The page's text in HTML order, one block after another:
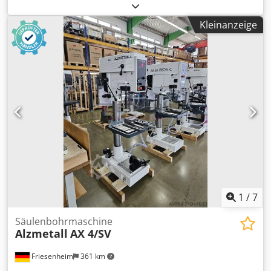
180 mm Aufnahme MK 4 Dcsdpfsyfwzujx Ak Dok
Drehzahlbereich 30 - 765 U/min Tischgröße 720 x 550 mm
Gewicht 480 kg Abmessungen 750 x 900 x 1900 mm
Ausstattung: - Mehrspindelkopf , Bohr-Ø 23 mm -
automatischer Vorschub - Kühlmitteleinrichtung -
stufenlose Drehzahlgeschwindigkeit - einstellbarer
Bohrtiefenfestanschlag
Kleinanzeige
1 /7
Friesenheim 361 km
Säulenbohrmaschine
Alzmetall AX 4/SV